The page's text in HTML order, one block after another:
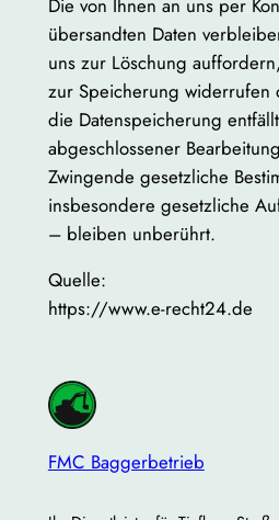
übersandten Daten
uns zur Löschung
zur Speicherung widerrufen
die Datenspeicherung
abgeschlossener
Zwingende gesetzliche
insbesondere gesetzliche
– bleiben unberührt.
Quelle:
https://www.e-recht24.de
FMC Baggerbetrieb